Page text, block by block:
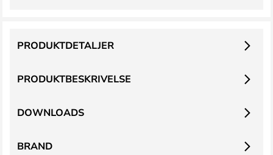
PRODUKTBESKRIVELSE
PRODUKTDETALJER
DOWNLOADS
BRAND